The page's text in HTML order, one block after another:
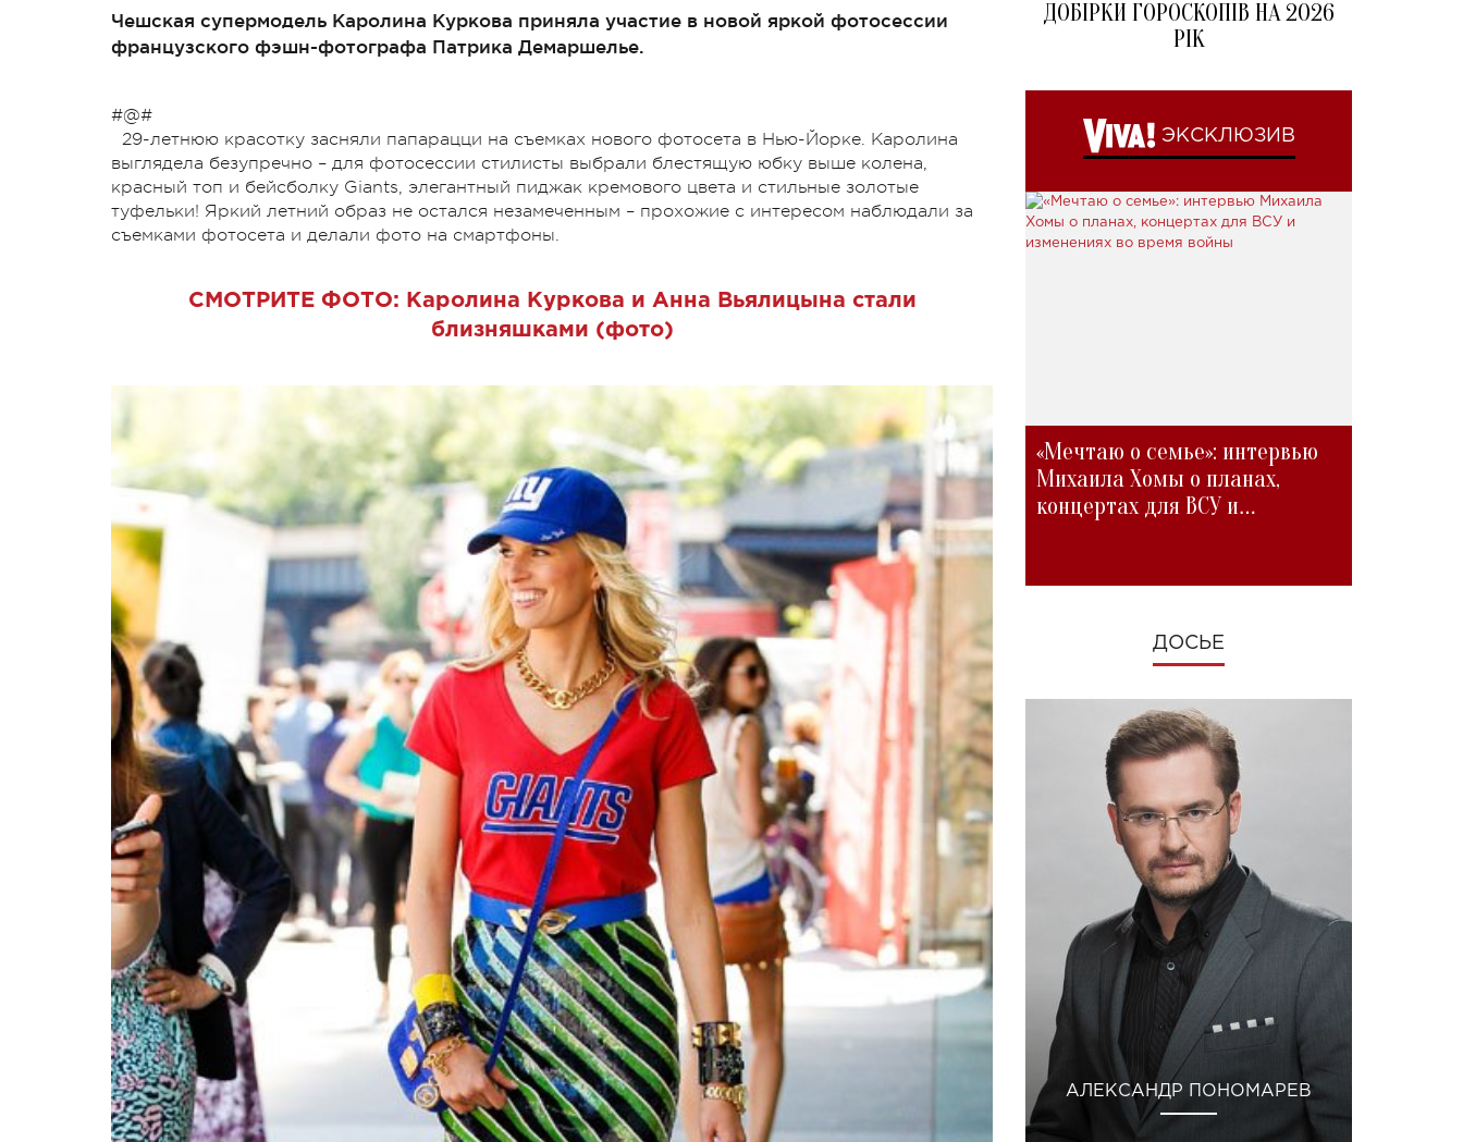
Чешская супермодель Каролина Куркова приняла участие в новой яркой фотосессии
французского фэшн-фотографа Патрика Демаршелье.
#@#
29-летнюю красотку засняли папарацци на съемках нового фотосета в Нью-Йорке. Каролина
выглядела безупречно – для фотосессии стилисты выбрали блестящую юбку выше колена,
красный топ и бейсболку Giants, элегантный пиджак кремового цвета и стильные золотые
туфельки! Яркий летний образ не остался незамеченным – прохожие с интересом наблюдали за
съемками фотосета и делали фото на смартфоны.
СМОТРИТЕ ФОТО:
Каролина Куркова и Анна Вьялицына стали
близняшками (фото)
ДОБІРКИ ГОРОСКОПІВ НА 2026
РІК
ЭКСКЛЮЗИВ
«Мечтаю о семье»: интервью
Михаила Хомы о планах,
концертах для ВСУ и
ДОСЬЕ
АЛЕКСАНДР ПОНОМАРЕВ